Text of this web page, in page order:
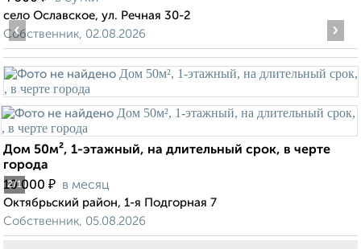
село Ославское, ул. Речная 30-2
Собственник, 02.08.2026
2/1
‹ ›
Дом 50м², 1-этажный, на длительный срок, в черте
города
10 000 ₽ в месяц
Октябрьский район, 1-я Подгорная 7
Собственник, 05.08.2026